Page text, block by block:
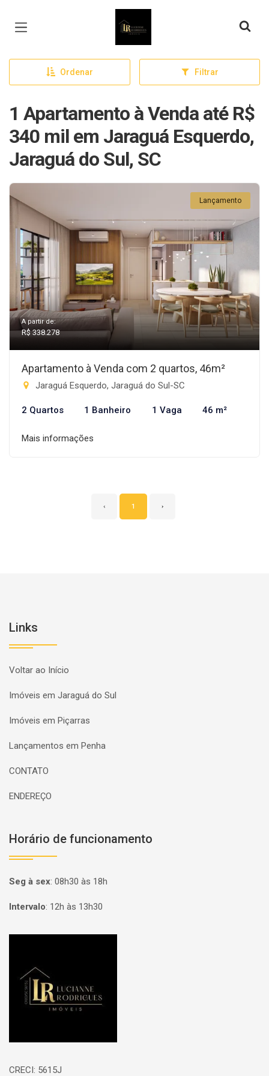
Página inicial
Ordenar Filtrar
1 Apartamento à Venda até R$
340 mil em Jaraguá Esquerdo,
Jaraguá do Sul, SC
Lançamento
A partir de:
R$ 338.278
Apartamento à Venda com 2 quartos, 46m²
Jaraguá Esquerdo, Jaraguá do Sul-SC
2 Quartos 1 Banheiro 1 Vaga 46 m²
Mais informações
‹ 1 ›
Links
Voltar ao Início
Imóveis em Jaraguá do Sul
Imóveis em Piçarras
Lançamentos em Penha
CONTATO
ENDEREÇO
Horário de funcionamento
Seg à sex: 08h30 às 18h
Intervalo: 12h às 13h30
CRECI: 5615J